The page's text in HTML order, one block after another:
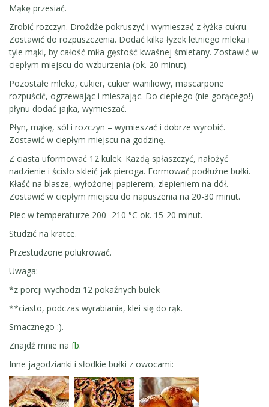
Mąkę przesiać.
Zrobić rozczyn. Drożdże pokruszyć i wymieszać z łyżka cukru.
Zostawić do rozpuszczenia. Dodać kilka łyżek letniego mleka i
tyle mąki, by całość miła gęstość kwaśnej śmietany. Zostawić w
ciepłym miejscu do wzburzenia (ok. 20 minut).
Pozostałe mleko, cukier, cukier waniliowy, mascarpone
rozpuścić, ogrzewając i mieszając. Do ciepłego (nie gorącego!)
płynu dodać jajka, wymieszać.
Płyn, mąkę, sól i rozczyn – wymieszać i dobrze wyrobić.
Zostawić w ciepłym miejscu na godzinę.
Z ciasta uformować 12 kulek. Każdą spłaszczyć, nałożyć
nadzienie i ścisło skleić jak pieroga. Formować podłużne bułki.
Kłaść na blasze, wyłożonej papierem, zlepieniem na dół.
Zostawić w ciepłym miejscu do napuszenia na 20-30 minut.
Piec w temperaturze 200 -210 °C ok. 15-20 minut.
Studzić na kratce.
Przestudzone polukrować.
Uwaga:
*z porcji wychodzi 12 pokaźnych bułek
**ciasto, podczas wyrabiania, klei się do rąk.
Smacznego :).
Znajdź mnie na fb.
Inne jagodzianki i słodkie bułki z owocami: